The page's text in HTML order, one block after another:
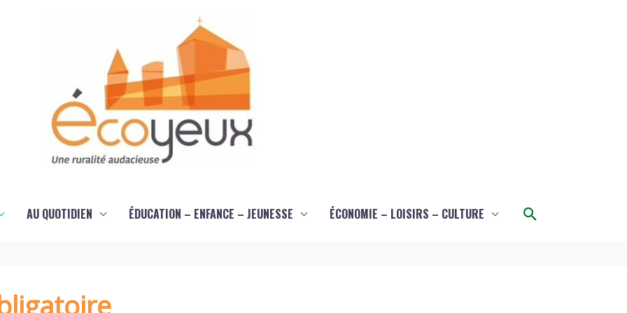
AU QUOTIDIEN ÉDUCATION – ENFANCE – JEUNESSE ÉCONOMIE – LOISIRS – CULTURE Rechercher